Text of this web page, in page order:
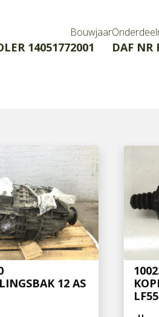
1405177
Bouwjaar
2001 DAF NR
12 AS
LF55